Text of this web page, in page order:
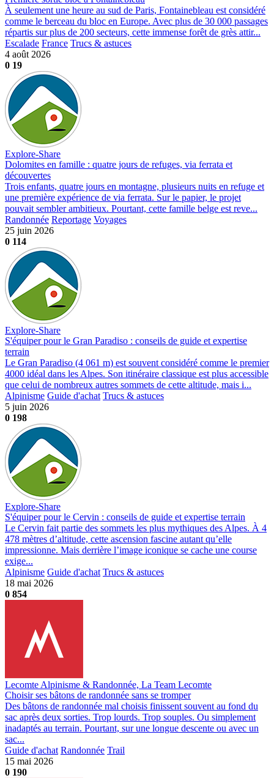
À seulement une heure au sud de Paris, Fontainebleau est considéré
comme le berceau du bloc en Europe. Avec plus de 30 000 passages
répartis sur plus de 200 secteurs, cette immense forêt de grès attir...
Escalade France Trucs & astuces
4 août 2026
0 19
Explore-Share
Dolomites en famille : quatre jours de refuges, via ferrata et
découvertes
Trois enfants, quatre jours en montagne, plusieurs nuits en refuge et
une première expérience de via ferrata. Sur le papier, le projet
pouvait sembler ambitieux. Pourtant, cette famille belge est reve...
Randonnée Reportage Voyages
25 juin 2026
0 114
Explore-Share
S'équiper pour le Gran Paradiso : conseils de guide et expertise
terrain
Le Gran Paradiso (4 061 m) est souvent considéré comme le premier
4000 idéal dans les Alpes. Son itinéraire classique est plus accessible
que celui de nombreux autres sommets de cette altitude, mais i...
Alpinisme Guide d'achat Trucs & astuces
5 juin 2026
0 198
Explore-Share
S'équiper pour le Cervin : conseils de guide et expertise terrain
Le Cervin fait partie des sommets les plus mythiques des Alpes. À 4
478 mètres d’altitude, cette ascension fascine autant qu’elle
impressionne. Mais derrière l’image iconique se cache une course
exige...
Alpinisme Guide d'achat Trucs & astuces
18 mai 2026
0 854
Lecomte Alpinisme & Randonnée, La Team Lecomte
Choisir ses bâtons de randonnée sans se tromper
Des bâtons de randonnée mal choisis finissent souvent au fond du
sac après deux sorties. Trop lourds. Trop souples. Ou simplement
inadaptés au terrain. Pourtant, sur une longue descente ou avec un
sac...
Guide d'achat Randonnée Trail
15 mai 2026
0 190